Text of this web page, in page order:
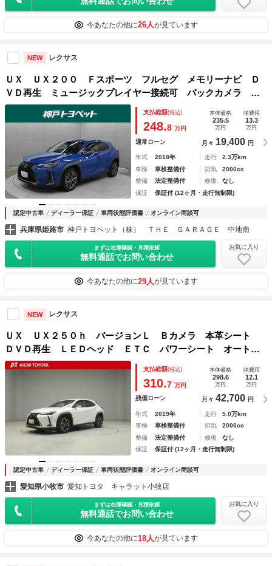
今あなたの他に26人が見ています
NEW レクサス
ＵＸ ＵＸ２００ Ｆスポーツ フルセグ メモリーナビ Ｄ
ＶＤ再生 ミュージックプレイヤー接続可 バックカメラ 衝
突被害軽減システム ＥＴＣ ＬＥＤヘッドランプ アイドリ
ングストップ
支払総額(税込)
248.8 万円
本体価格
235.5
万円
諸費用
13.3
万円
通常ローン 月々 19,400 円
年式 2018年 走行
2.3万km
車検
車検整備付 排気
2000cc
整備
法定整備付 修復
なし
保証
保証付 (12ヶ月・走行無制限)
認定中古車 ディーラー保証 車両状態評価書 オンライン商談可
兵庫県姫路市 神戸トヨペット（株） ＴＨＥ ＧＡＲＡＧＥ 中地南
まずは在庫確認・見積依頼
無料通話でお問い合わせ
お気に入り
今あなたの他に29人が見ています
NEW レクサス
ＵＸ ＵＸ２５０ｈ バージョンＬ Ｂカメラ 本革シート
ＤＶＤ再生 ＬＥＤヘッド ＥＴＣ パワーシート オートク
ルーズコントロール メモリーナビ スマートキー ミュージ
ックプレイヤー接続可 オートエアコン パワーウィンドウ
支払総額(税込)
310.7 万円
本体価格
298.6
万円
諸費用
12.1
万円
残価ローン 月々 42,700 円
年式 2019年 走行
5.0万km
車検
車検整備付 排気
2000cc
整備
法定整備付 修復
なし
保証
保証付 (12ヶ月・走行無制限)
認定中古車 ディーラー保証 車両状態評価書 オンライン商談可
愛知県小牧市 愛知トヨタ キャラット小牧店
まずは在庫確認・見積依頼
無料通話でお問い合わせ
お気に入り
今あなたの他に18人が見ています